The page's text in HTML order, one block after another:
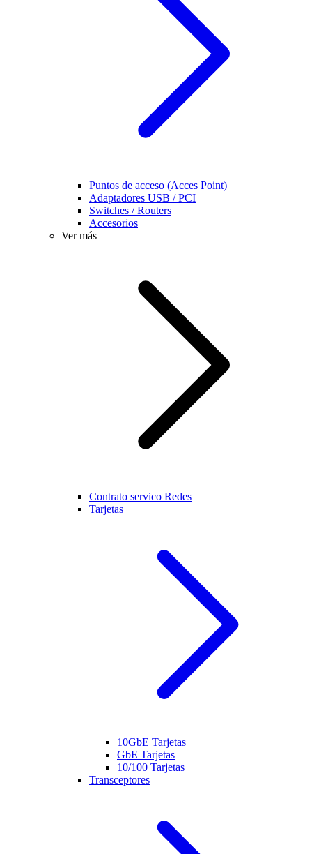
Puntos de acceso (Acces Point)
Adaptadores USB / PCI
Switches / Routers
Accesorios
Ver más
Contrato servico Redes
Tarjetas
10GbE Tarjetas
GbE Tarjetas
10/100 Tarjetas
Transceptores